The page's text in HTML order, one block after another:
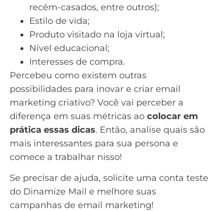
recém-casados, entre outros);
Estilo de vida;
Produto visitado na loja virtual;
Nível educacional;
Interesses de compra.
Percebeu como existem outras
possibilidades para inovar e criar email
marketing criativo? Você vai perceber a
diferença em suas métricas ao colocar em
prática essas dicas. Então, analise quais são
mais interessantes para sua persona e
comece a trabalhar nisso!
Se precisar de ajuda, solicite uma conta teste
do Dinamize Mail e melhore suas
campanhas de email marketing!